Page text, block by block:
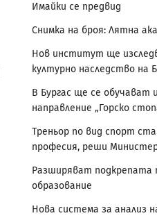
Имайки се предвид
Снимка на броя: Лятна
Нов институт ще
културно наследство на
В Бургас ще се обучават
направление „Горско
Треньор по вид спорт
професия, реши
Разширяват
образование
Нова система за анализ